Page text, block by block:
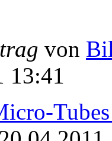
von
13:41